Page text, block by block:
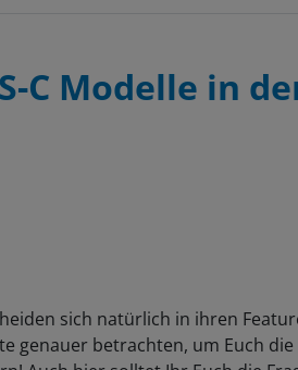
C Modelle in
sich natürlich in ihren
genauer betrachten, um Euch die